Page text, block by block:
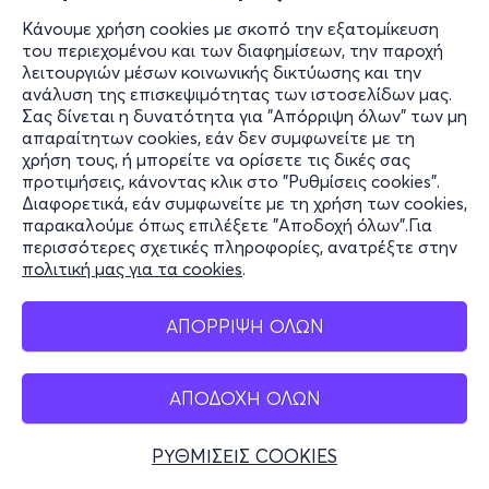
Κάνουμε χρήση cookies με σκοπό την εξατομίκευση
του περιεχομένου και των διαφημίσεων, την παροχή
λειτουργιών μέσων κοινωνικής δικτύωσης και την
ανάλυση της επισκεψιμότητας των ιστοσελίδων μας.
Σας δίνεται η δυνατότητα για "Απόρριψη όλων" των μη
απαραίτητων cookies, εάν δεν συμφωνείτε με τη
χρήση τους, ή μπορείτε να ορίσετε τις δικές σας
προτιμήσεις, κάνοντας κλικ στο "Ρυθμίσεις cookies".
Διαφορετικά, εάν συμφωνείτε με τη χρήση των cookies,
παρακαλούμε όπως επιλέξετε "Αποδοχή όλων".Για
περισσότερες σχετικές πληροφορίες, ανατρέξτε στην
πολιτική μας για τα cookies.
ΑΠΟΡΡΙΨΗ ΟΛΩΝ
ΑΠΟΔΟΧΗ ΟΛΩΝ
ΡΥΘΜΙΣΕΙΣ COOKIES